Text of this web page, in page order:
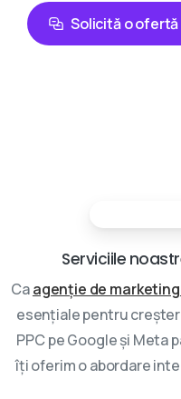
Solicită o
Serviciile
Caagenție de
esențiale pentru
PPC pe Google și Meta
îți oferim o abordare